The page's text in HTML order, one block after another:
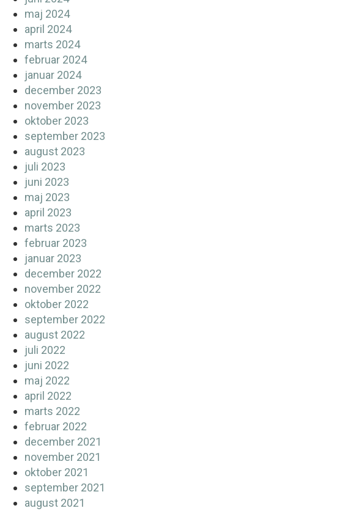
maj 2024
april 2024
marts 2024
februar 2024
januar 2024
december 2023
november 2023
oktober 2023
september 2023
august 2023
juli 2023
juni 2023
maj 2023
april 2023
marts 2023
februar 2023
januar 2023
december 2022
november 2022
oktober 2022
september 2022
august 2022
juli 2022
juni 2022
maj 2022
april 2022
marts 2022
februar 2022
december 2021
november 2021
oktober 2021
september 2021
august 2021